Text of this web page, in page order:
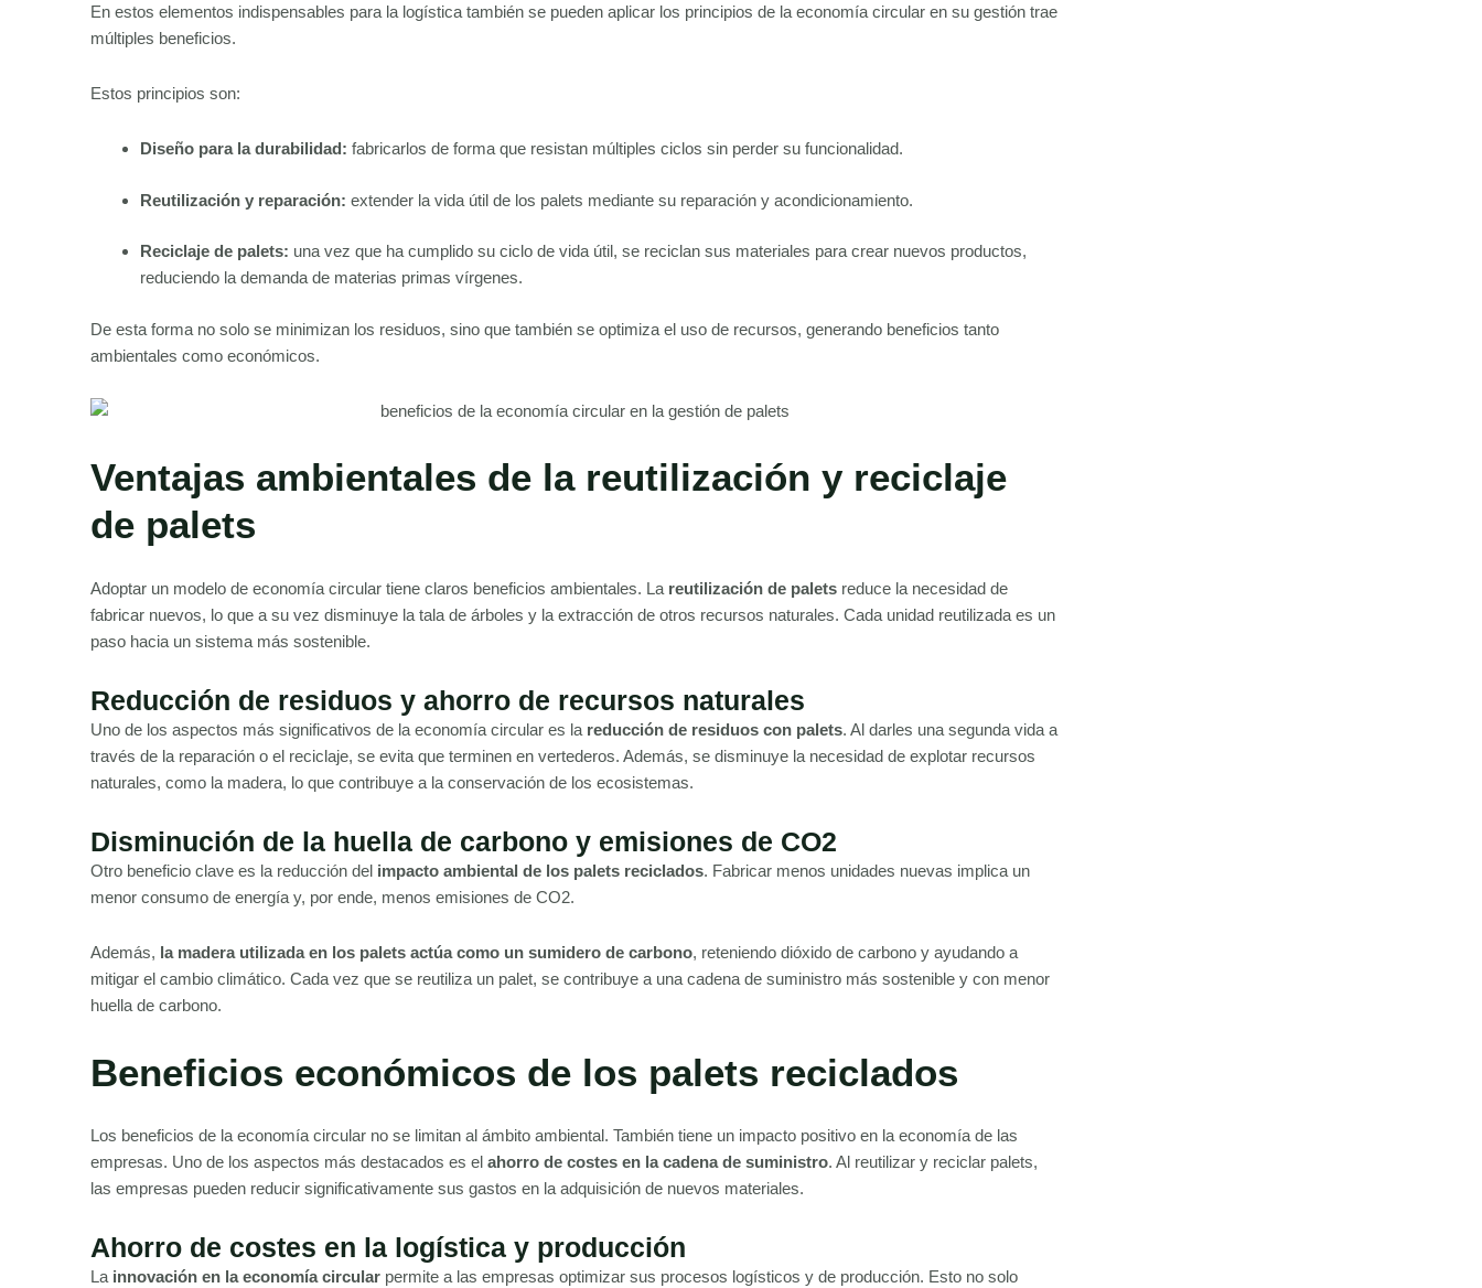
En estos elementos indispensables para la logística también se pueden aplicar los principios de la economía circular en su gestión trae
múltiples beneficios.
Estos principios son:
Diseño para la durabilidad: fabricarlos de forma que resistan múltiples ciclos sin perder su funcionalidad.
Reutilización y reparación: extender la vida útil de los palets mediante su reparación y acondicionamiento.
Reciclaje de palets: una vez que ha cumplido su ciclo de vida útil, se reciclan sus materiales para crear nuevos productos,
reduciendo la demanda de materias primas vírgenes.
De esta forma no solo se minimizan los residuos, sino que también se optimiza el uso de recursos, generando beneficios tanto
ambientales como económicos.
Ventajas ambientales de la reutilización y reciclaje
de palets
Adoptar un modelo de economía circular tiene claros beneficios ambientales. La reutilización de palets reduce la necesidad de
fabricar nuevos, lo que a su vez disminuye la tala de árboles y la extracción de otros recursos naturales. Cada unidad reutilizada es un
paso hacia un sistema más sostenible.
Reducción de residuos y ahorro de recursos naturales
Uno de los aspectos más significativos de la economía circular es la reducción de residuos con palets. Al darles una segunda vida a
través de la reparación o el reciclaje, se evita que terminen en vertederos. Además, se disminuye la necesidad de explotar recursos
naturales, como la madera, lo que contribuye a la conservación de los ecosistemas.
Disminución de la huella de carbono y emisiones de CO2
Otro beneficio clave es la reducción del impacto ambiental de los palets reciclados. Fabricar menos unidades nuevas implica un
menor consumo de energía y, por ende, menos emisiones de CO2.
Además, la madera utilizada en los palets actúa como un sumidero de carbono, reteniendo dióxido de carbono y ayudando a
mitigar el cambio climático. Cada vez que se reutiliza un palet, se contribuye a una cadena de suministro más sostenible y con menor
huella de carbono.
Beneficios económicos de los palets reciclados
Los beneficios de la economía circular no se limitan al ámbito ambiental. También tiene un impacto positivo en la economía de las
empresas. Uno de los aspectos más destacados es el ahorro de costes en la cadena de suministro. Al reutilizar y reciclar palets,
las empresas pueden reducir significativamente sus gastos en la adquisición de nuevos materiales.
Ahorro de costes en la logística y producción
La innovación en la economía circular permite a las empresas optimizar sus procesos logísticos y de producción. Esto no solo